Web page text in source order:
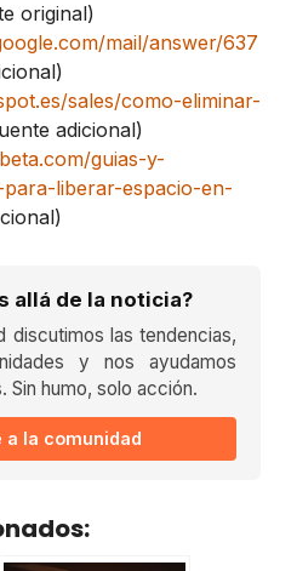
original)
mail/answer/637
sales/como-eliminar-
adicional)
guias-y-
liberar-espacio-en-
allá de la noticia?
discutimos las tendencias,
y nos ayudamos
Sin humo, solo acción.
a la comunidad